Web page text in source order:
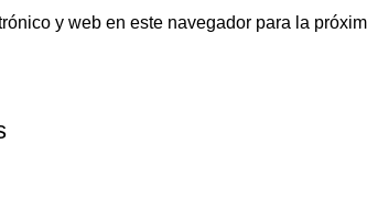
y web en este navegador para la